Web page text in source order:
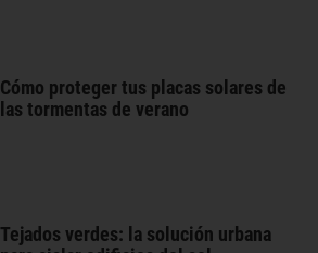
Cómo proteger tus placas solares de
las tormentas de verano
Tejados verdes: la solución urbana